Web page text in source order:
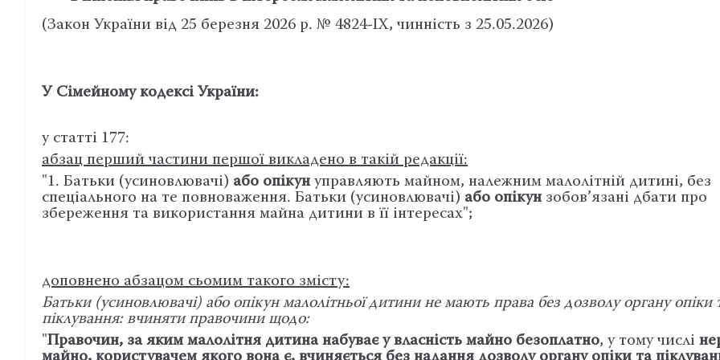
(Закон України від 25 березня 2026 р. № 4824-ІХ, чинність з 25.05.2026)
У Сімейному кодексі України:
у статті 177:
абзац перший частини першої викладено в такій редакції:
"1. Батьки (усиновлювачі) або опікун управляють майном, належним малолітній дитині, без
спеціального на те повноваження. Батьки (усиновлювачі) або опікун зобов’язані дбати про
збереження та використання майна дитини в її інтересах";
доповнено абзацом сьомим такого змісту:
Батьки (усиновлювачі) або опікун малолітньої дитини не мають права без дозволу органу опіки
піклування: вчиняти правочини щодо:
"Правочин, за яким малолітня дитина набуває у власність майно безоплатно, у тому числі
майно, користувачем якого вона є, вчиняється без надання дозволу органу опіки та